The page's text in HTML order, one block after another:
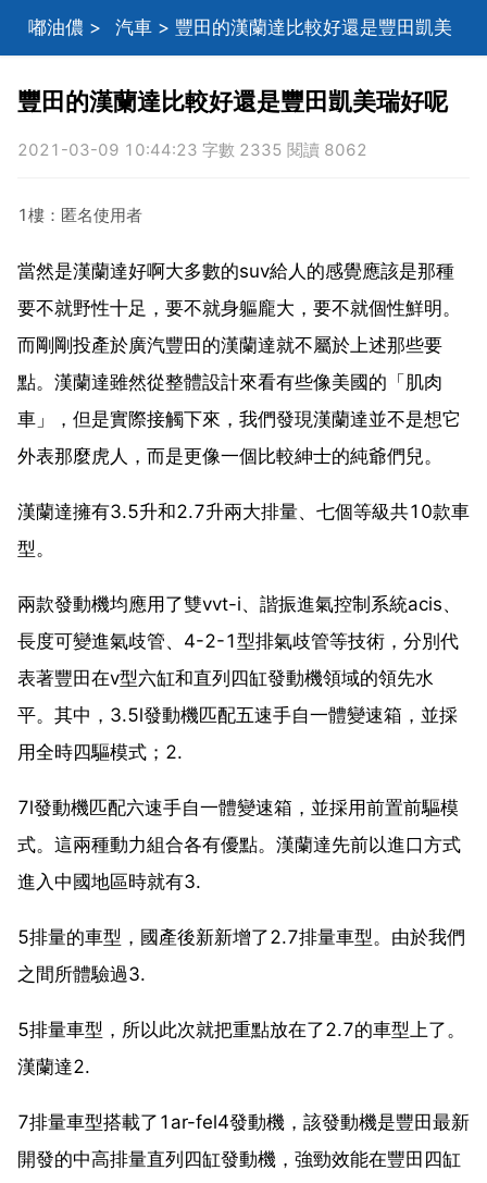
嘟油儂 > 汽車 > 豐田的漢蘭達比較好還是豐田凱美
豐田的漢蘭達比較好還是豐田凱美瑞好呢
2021-03-09 10:44:23 字數 2335 閱讀 8062
1樓：匿名使用者
當然是漢蘭達好啊大多數的suv給人的感覺應該是那種
要不就野性十足，要不就身軀龐大，要不就個性鮮明。
而剛剛投產於廣汽豐田的漢蘭達就不屬於上述那些要
點。漢蘭達雖然從整體設計來看有些像美國的「肌肉
車」，但是實際接觸下來，我們發現漢蘭達並不是想它
外表那麼虎人，而是更像一個比較紳士的純爺們兒。
漢蘭達擁有3.5升和2.7升兩大排量、七個等級共10款車
型。
兩款發動機均應用了雙vvt-i、諧振進氣控制系統acis、
長度可變進氣歧管、4-2-1型排氣歧管等技術，分別代
表著豐田在v型六缸和直列四缸發動機領域的領先水
平。其中，3.5l發動機匹配五速手自一體變速箱，並採
用全時四驅模式；2.
7l發動機匹配六速手自一體變速箱，並採用前置前驅模
式。這兩種動力組合各有優點。漢蘭達先前以進口方式
進入中國地區時就有3.
5排量的車型，國產後新新增了2.7排量車型。由於我們
之間所體驗過3.
5排量車型，所以此次就把重點放在了2.7的車型上了。
漢蘭達2.
7排量車型搭載了1ar-fel4發動機，該發動機是豐田最新
開發的中高排量直列四缸發動機，強勁效能在豐田四缸